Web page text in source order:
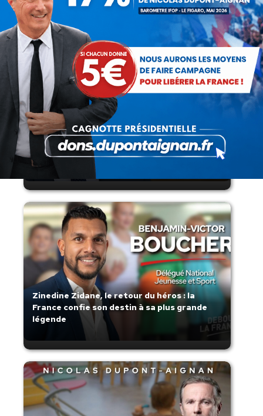
Lorsque tout flambe et que l’État
s’affaisse.
Zinedine Zidane, le retour du héros : la
France confie son destin à sa plus grande
légende